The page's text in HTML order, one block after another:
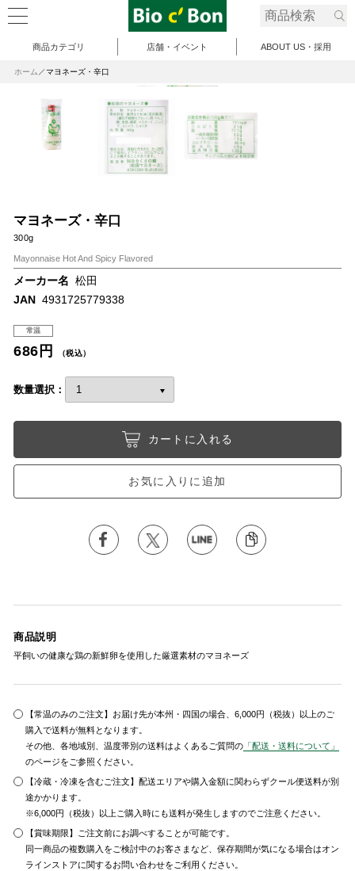
商品カテゴリ 店舗・イベント ABOUT US・採用
ホーム マヨネーズ・辛口
マヨネーズ・辛口
300g
Mayonnaise Hot And Spicy Flavored
メーカー名 松田
JAN 4931725779338
常温
686円 （税込）
数量選択：
カートに入れる
お気に入りに追加
商品説明
平飼いの健康な鶏の新鮮卵を使用した厳選素材のマヨネーズ
【常温のみのご注文】お届け先が本州・四国の場合、6,000円（税抜）以上のご
購入で送料が無料となります。
その他、各地域別、温度帯別の送料はよくあるご質問の 「配送・送料について」
のページをご参照ください。
【冷蔵・冷凍を含むご注文】配送エリアや購入金額に関わらずクール便送料が別
途かかります。
※6,000円（税抜）以上ご購入時にも送料が発生しますのでご注意ください。
【賞味期限】ご注文前にお調べすることが可能です。
同一商品の複数購入をご検討中のお客さまなど、保存期間が気になる場合はオン
ラインストアに関するお問い合わせをご利用ください。